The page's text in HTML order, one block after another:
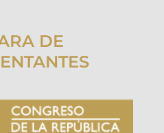
DE